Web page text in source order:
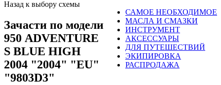
САМОЕ НЕОБХОДИМОЕ
МАСЛА И СМАЗКИ
ИНСТРУМЕНТ
АКСЕССУАРЫ
ДЛЯ ПУТЕШЕСТВИЙ
ЭКИПИРОВКА
РАСПРОДАЖА
Назад к выбору схемы
Зачасти по модели
950 ADVENTURE
S BLUE HIGH
2004 "2004" "EU"
"9803D3"